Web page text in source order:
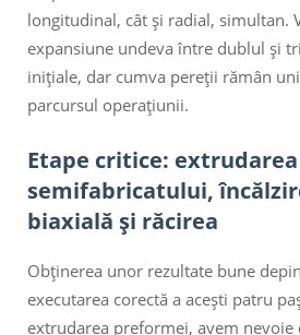
longitudinal, cât și radial, simultan.
expansiune undeva între dublul și
inițiale, dar cumva pereții rămân
parcursul operațiunii.
Etape critice: extrudarea
semifabricatului,
biaxială și răcirea
Obținerea unor rezultate bune
executarea corectă a acești patru
extrudarea preformei, avem nevoie